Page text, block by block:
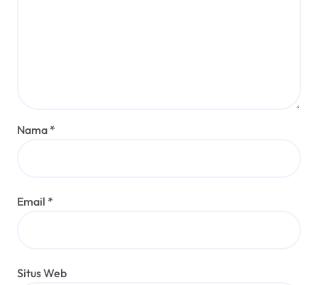
Nama *
Email *
Situs Web